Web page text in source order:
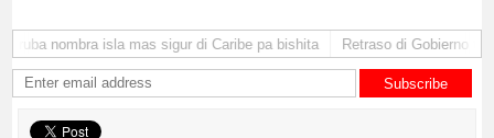
nombra isla mas sigur di Caribe pa bishita Retraso di Gobierno ta
Subscribe